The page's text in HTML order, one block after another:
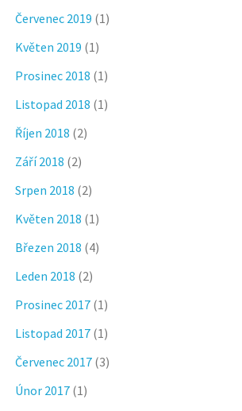
Červenec 2019 (1)
Květen 2019 (1)
Prosinec 2018 (1)
Listopad 2018 (1)
Říjen 2018 (2)
Září 2018 (2)
Srpen 2018 (2)
Květen 2018 (1)
Březen 2018 (4)
Leden 2018 (2)
Prosinec 2017 (1)
Listopad 2017 (1)
Červenec 2017 (3)
Únor 2017 (1)